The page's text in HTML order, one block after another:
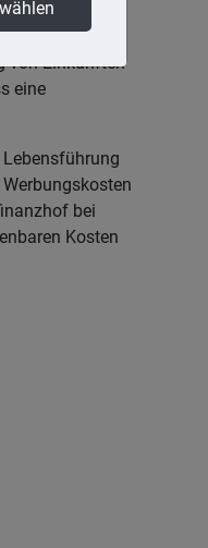
Belastungen
von Einkünften
eine
bei
Kosten